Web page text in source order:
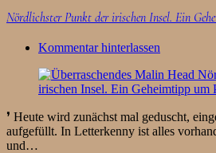
Nördlichster Punkt der irischen Insel. Ein
Kommentar hinterlassen
❜ Heute wird zunächst mal geduscht,
aufgefüllt. In Letterkenny ist alles
und…